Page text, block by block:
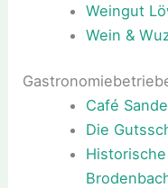
Weingut
Wein &
Café
Die